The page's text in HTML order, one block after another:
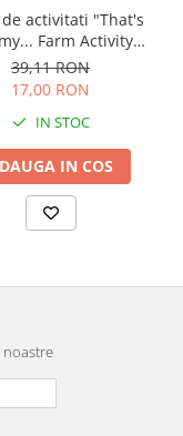
de activitati "That's
Farm Activity
2 ani+, Usborne
39,11 RON
17,00 RON
IN STOC
IN COS
noastre